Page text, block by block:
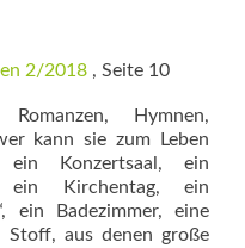
2/2018 , Seite 10
Hymnen,
kann sie zum Leben
ein Konzertsaal, ein
ein Kirchentag, ein
ein Badezimmer, eine
Stoff, aus denen große